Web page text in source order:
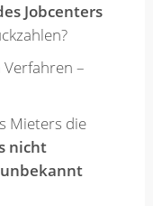
Jobcenters
–
Mieters die
nicht